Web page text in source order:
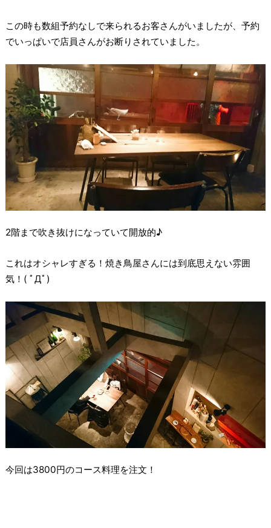
この時も数組予約なしで来られるお客さんがいましたが、予約
でいっぱいで店員さんがお断りされていました。
2階まで吹き抜けになっていて開放的♪
これはオシャレすぎる！焼き鳥屋さんには到底思えない雰囲
気！( ﾟДﾟ)
今回は3800円のコース料理を注文！